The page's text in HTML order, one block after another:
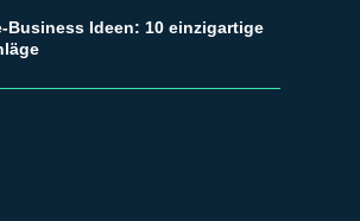
Business Ideen: 10 einzigartige